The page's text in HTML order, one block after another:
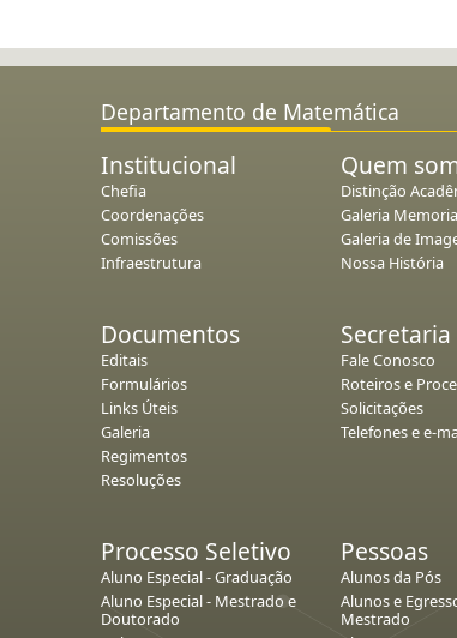
Departamento de Matemática
Institucional
Chefia
Coordenações
Comissões
Infraestrutura
Quem
Distinção
Galeria
Galeria de
Nossa História
Documentos
Editais
Formulários
Links Úteis
Galeria
Regimentos
Resoluções
Secretaria
Fale Conosco
Roteiros e
Solicitações
Telefones e e-
Processo Seletivo
Aluno Especial - Graduação
Aluno Especial - Mestrado e
Doutorado
Pessoas
Alunos da Pós
Alunos e
Mestrado